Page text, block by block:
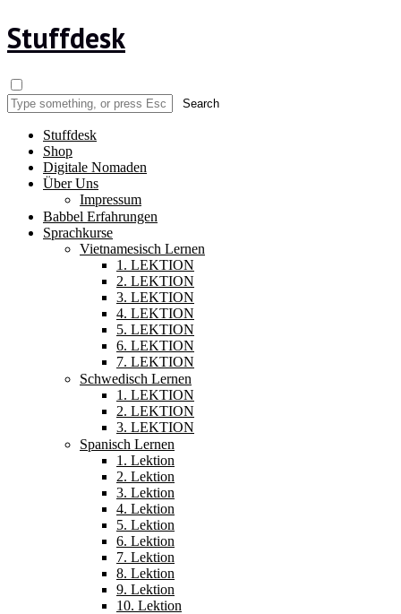
Stuffdesk
Stuffdesk
Shop
Digitale Nomaden
Über Uns
Impressum
Babbel Erfahrungen
Sprachkurse
Vietnamesisch Lernen
1. LEKTION
2. LEKTION
3. LEKTION
4. LEKTION
5. LEKTION
6. LEKTION
7. LEKTION
Schwedisch Lernen
1. LEKTION
2. LEKTION
3. LEKTION
Spanisch Lernen
1. Lektion
2. Lektion
3. Lektion
4. Lektion
5. Lektion
6. Lektion
7. Lektion
8. Lektion
9. Lektion
10. Lektion